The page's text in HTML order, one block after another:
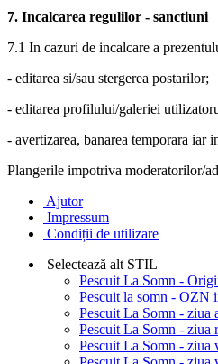
7. Incalcarea regulilor - sanctiuni
7.1 In cazuri de incalcare a
- editarea si/sau stergerea postarilor;
- editarea profilului/galeriei
- avertizarea, banarea temporara iar
Plangerile impotriva moderatorilor/
Ajutor
Impressum
Condiții de utilizare
Selectează alt STIL
Pescuit La Somn -
Pescuit la somn - OZN
Pescuit La Somn - ziua
Pescuit La Somn - ziua
Pescuit La Somn - ziua